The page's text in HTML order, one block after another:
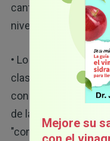
cantidad similar de
niveles de grasa
• Lo que los separó
clasificado como
consumían el 45 %
de las 5 p.m. El otro
"comedores
Mejore su